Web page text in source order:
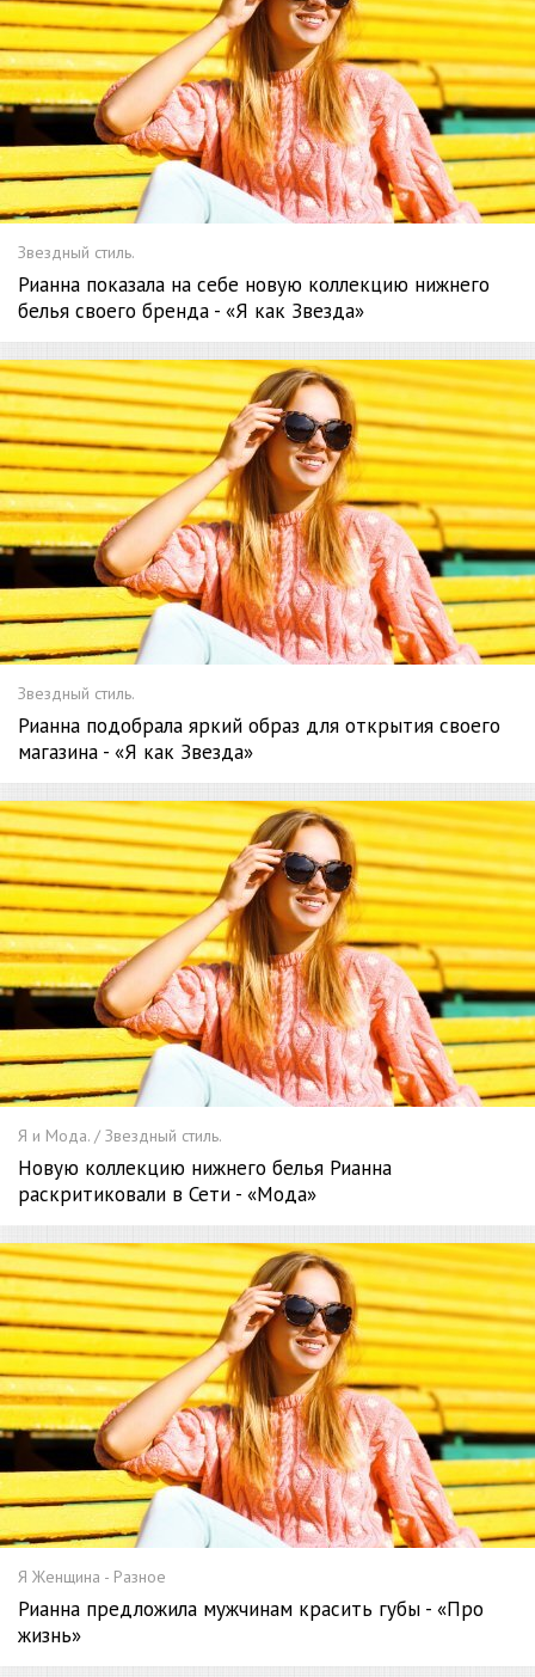
Звездный стиль.
Рианна показала на себе новую коллекцию нижнего
белья своего бренда - «Я как Звезда»
Звездный стиль.
Рианна подобрала яркий образ для открытия своего
магазина - «Я как Звезда»
Я и Мода. / Звездный стиль.
Новую коллекцию нижнего белья Рианна
раскритиковали в Сети - «Мода»
Я Женщина - Разное
Рианна предложила мужчинам красить губы - «Про
жизнь»